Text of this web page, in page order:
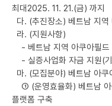
최대2025. 11. 21.(금) 까지
다. (추진장소) 베트남 지역
라. (지원사항)
- 베트남 지역 아쿠아필드
- 실증사업화 자금 지원(
마. (모집분야) 베트남 아쿠
① (운영효율화) 베트남 아
플랫폼 구축